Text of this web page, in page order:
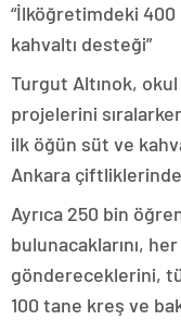
“İlköğretimdeki
kahvaltı desteği”
Turgut Altınok,
projelerini
ilk öğün süt ve
Ankara
Ayrıca 250 bin
bulunacaklarını,
göndereceklerini,
100 tane kreş ve